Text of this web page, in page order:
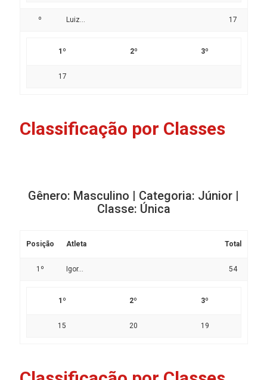
º Luiz... 17
1º 2º 3º
17
Classificação por Classes
Gênero: Masculino | Categoria: Júnior |
Classe: Única
Posição Atleta Total
1º Igor... 54
1º 2º 3º
15 20 19